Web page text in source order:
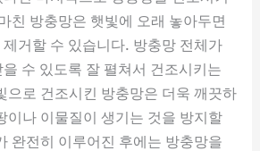
친 방충망은 햇빛에 오래 놓아두면
거할 수 있습니다. 방충망 전체가
수 있도록 잘 펼쳐서 건조시키는
으로 건조시킨 방충망은 더욱 깨끗하
이나 이물질이 생기는 것을 방지할
완전히 이루어진 후에는 방충망을